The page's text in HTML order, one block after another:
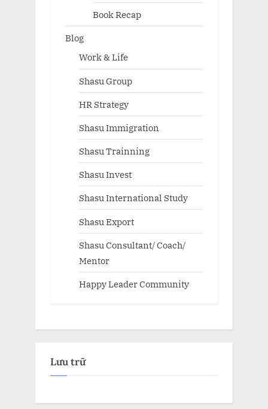
Book Recap
Blog
Work & Life
Shasu Group
HR Strategy
Shasu Immigration
Shasu Trainning
Shasu Invest
Shasu International Study
Shasu Export
Shasu Consultant/ Coach/
Mentor
Happy Leader Community
Lưu trữ